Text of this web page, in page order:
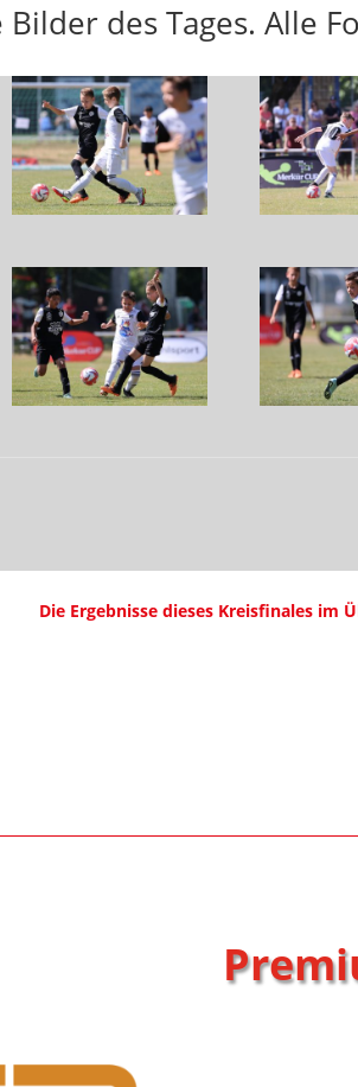
des Tages. Alle
Die Ergebnisse dieses Kreisfinales im